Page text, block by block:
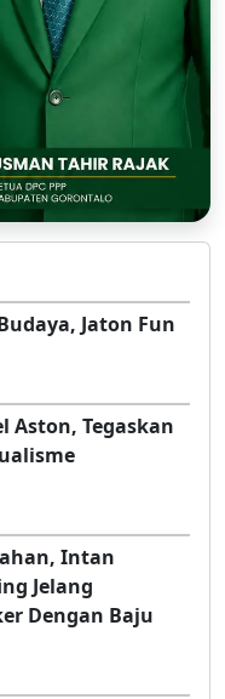
Jaton Fun
Aston, Tegaskan
Intan
Jelang